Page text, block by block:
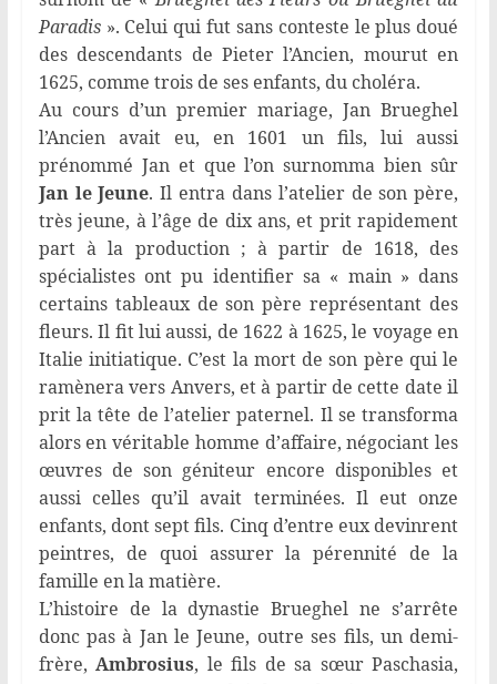
Paradis». Celui qui fut sans conteste le plus doué
des descendants de Pieter l’Ancien, mourut en
1625, comme trois de ses enfants, du choléra.
Au cours d’un premier mariage, Jan Brueghel
l’Ancien avait eu, en 1601 un fils, lui aussi
prénommé Jan et que l’on surnomma bien sûr
Jan le Jeune. Il entra dans l’atelier de son père,
très jeune, à l’âge de dix ans, et prit rapidement
part à la production ; à partir de 1618, des
spécialistes ont pu identifier sa « main » dans
certains tableaux de son père représentant des
fleurs. Il fit lui aussi, de 1622 à 1625, le voyage en
Italie initiatique. C’est la mort de son père qui le
ramènera vers Anvers, et à partir de cette date il
prit la tête de l’atelier paternel. Il se transforma
alors en véritable homme d’affaire, négociant les
œuvres de son géniteur encore disponibles et
aussi celles qu’il avait terminées. Il eut onze
enfants, dont sept fils. Cinq d’entre eux devinrent
peintres, de quoi assurer la pérennité de la
famille en la matière.
L’histoire de la dynastie Brueghel ne s’arrête
donc pas à Jan le Jeune, outre ses fils, un demi-
frère,Ambrosius, le fils de sa sœur Paschasia,